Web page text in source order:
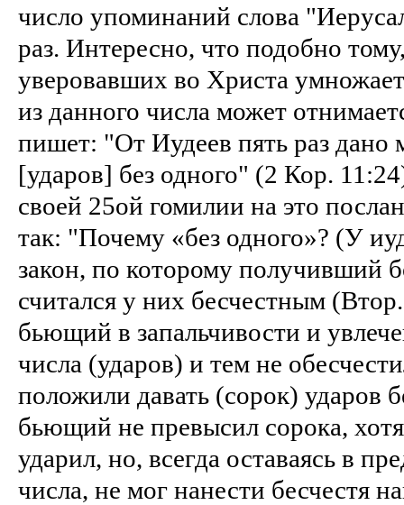
число упоминаний слова
раз. Интересно, что подобно
уверовавших во Христа
из данного числа может
пишет: "От Иудеев пять раз дано
[ударов] без одного" (2 Кор.
своей 25ой гомилии на это
так: "Почему «без одного»? (У
закон, по которому получивший
считался у них бесчестным
бьющий в запальчивости и
числа (ударов) и тем не
положили давать (сорок) ударов
бьющий не превысил сорока,
ударил, но, всегда оставаясь в
числа, не мог нанести бесчестя